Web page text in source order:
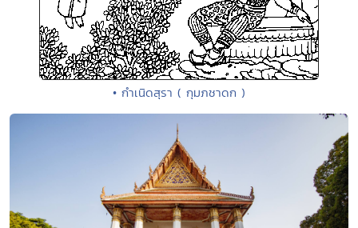
• กำเนิดสุรา ( กุมภชาดก )